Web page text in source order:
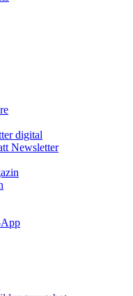
digital
Newsletter